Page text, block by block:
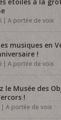
|A portée de voix
musiques en
!
|A portée de voix
le Musée des
!
|A portée de voix